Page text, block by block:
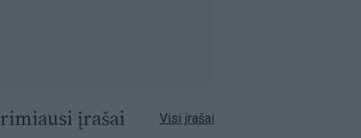
įrašai Visi įrašai